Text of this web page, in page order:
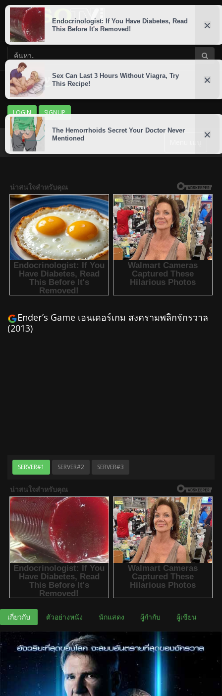
LOGIN SIGNUP
Ender’s Game เอนเดอร์เกม สงครามพลิกจักรวาล
(2013)
SERVER#1 SERVER#2 SERVER#3
เกี่ยวกับ ตัวอย่างหนัง นักแสดง ผู้กำกับ ผู้เขียน